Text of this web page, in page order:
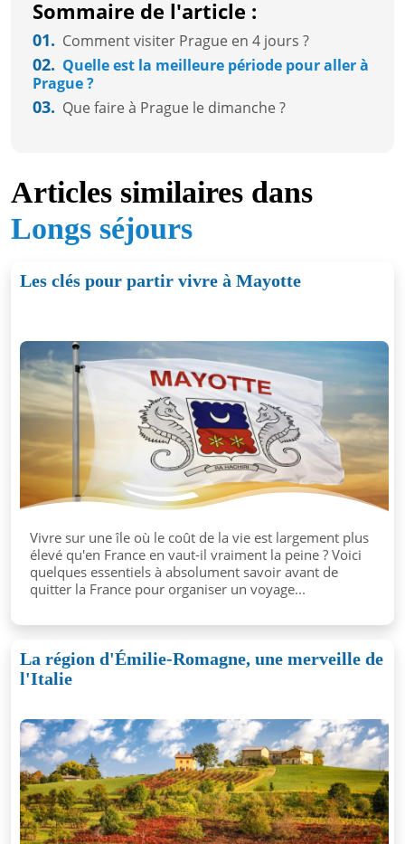
Sommaire de l'article :
01. Comment visiter Prague en 4 jours ?
02. Quelle est la meilleure période pour aller à
Prague ?
03. Que faire à Prague le dimanche ?
Articles similaires dans
Longs séjours
Les clés pour partir vivre à Mayotte
Vivre sur une île où le coût de la vie est largement plus
élevé qu'en France en vaut-il vraiment la peine ? Voici
quelques essentiels à absolument savoir avant de
quitter la France pour organiser un voyage...
La région d'Émilie-Romagne, une merveille de
l'Italie